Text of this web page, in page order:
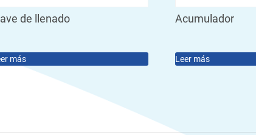
de llenado
más
Acumulador
Leer más